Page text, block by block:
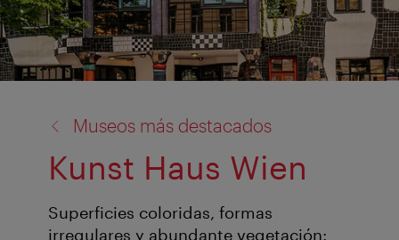
Museos más destacados
Kunst Haus Wien
Superficies coloridas, formas
irregulares y abundante vegetación: